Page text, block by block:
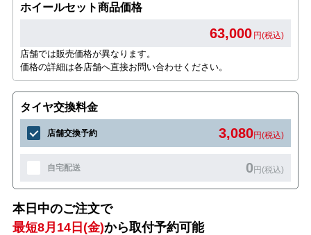
ホイールセット商品価格
63,000 円(税込)
店舗では販売価格が異なります。
価格の詳細は各店舗へ直接お問い合わせください。
タイヤ交換料金
店舗交換予約 3,080円(税込)
自宅配送 0円(税込)
本日中のご注文で
最短8月14日(金)から取付予約可能